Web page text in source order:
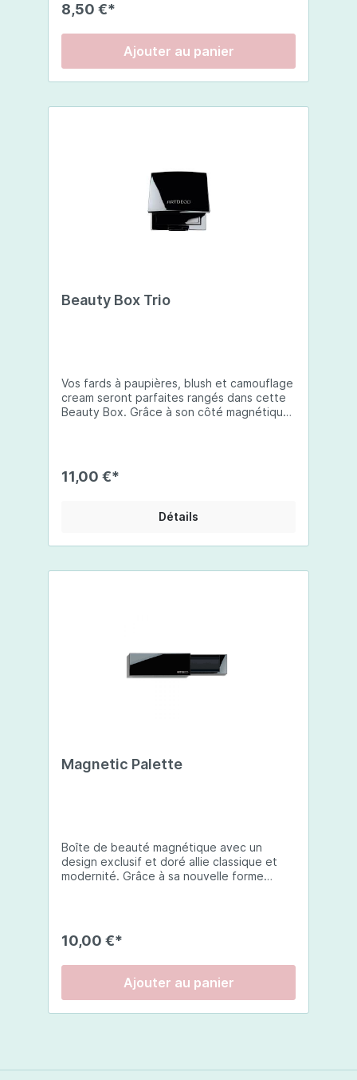
8,50 €*
Ajouter au panier
Beauty Box Trio
Vos fards à paupières, blush et camouflage
cream seront parfaites rangés dans cette
Beauty Box. Grâce à son côté magnétique
limitée est un indispensable dans chaque
trousse à maquillage. Peut contenir 3 fards
système magnétique.
11,00 €*
Détails
Magnetic Palette
Boîte de beauté magnétique avec un
design exclusif et doré allie classique et
modernité. Grâce à sa nouvelle forme
peut éventuellement être remplie avec
jusqu'à 5 fards à paupières, poudres pour
les sourcils, crèmes de camouflage, rouge,
poudre éclat ou poudre de contour dans
vos couleurs préférées. Boîte à maquillage
10,00 €*
Ajouter au panier